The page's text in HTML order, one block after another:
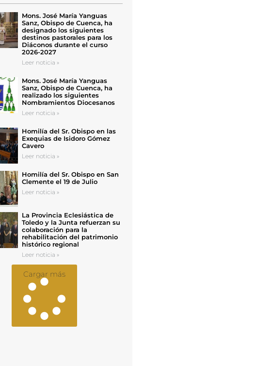
Mons. José María Yanguas
Sanz, Obispo de Cuenca, ha
designado los siguientes
destinos pastorales para los
Diáconos durante el curso
2026-2027
Leer noticia »
Mons. José María Yanguas
Sanz, Obispo de Cuenca, ha
realizado los siguientes
Nombramientos Diocesanos
Leer noticia »
Homilía del Sr. Obispo en las
Exequias de Isidoro Gómez
Cavero
Leer noticia »
Homilía del Sr. Obispo en San
Clemente el 19 de Julio
Leer noticia »
La Provincia Eclesiástica de
Toledo y la Junta refuerzan su
colaboración para la
rehabilitación del patrimonio
histórico regional
Leer noticia »
Cargar más